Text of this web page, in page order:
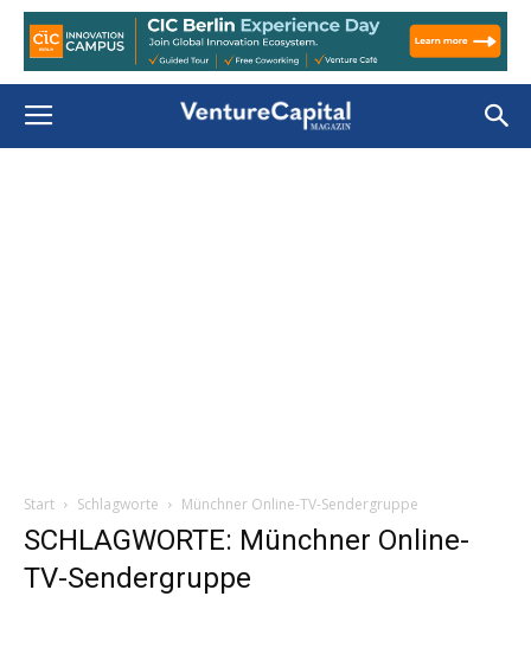
Start Schlagworte Münchner Online-TV-Sendergruppe
SCHLAGWORTE: Münchner Online-
TV-Sendergruppe